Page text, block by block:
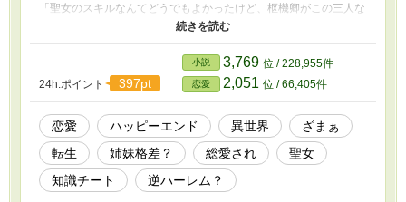
「聖女のスキルなんてどうでもよかったけど、枢機卿がこの三人な
ら、絶対に奪われたくなかったー！！！」 しかし枢機卿が手を差
し伸べたのは主人公に対してで…。 何故か別の異世界（花騎士の
世界ではないファンタジー世界）で推しと出会った主人公のわちゃ
わちゃ教会生活、始まり！ 小説家になろう様でも投稿していま
す。
24h.ポイント 397pt
小説 3,769 位 / 228,955件
恋愛 2,051 位 / 66,405件
恋愛 ハッピーエンド 異世界
ざまぁ
転生
姉妹格差？ 総愛され
聖女
知識チート
逆ハーレム？